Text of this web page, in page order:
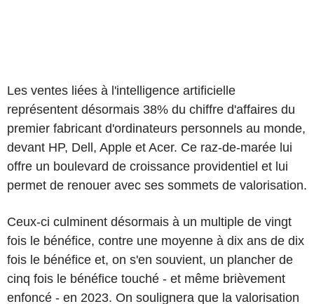
Les ventes liées à l'intelligence artificielle
représentent désormais 38% du chiffre d'affaires du
premier fabricant d'ordinateurs personnels au monde,
devant HP, Dell, Apple et Acer. Ce raz-de-marée lui
offre un boulevard de croissance providentiel et lui
permet de renouer avec ses sommets de valorisation.
Ceux-ci culminent désormais à un multiple de vingt
fois le bénéfice, contre une moyenne à dix ans de dix
fois le bénéfice et, on s'en souvient, un plancher de
cinq fois le bénéfice touché - et même brièvement
enfoncé - en 2023. On soulignera que la valorisation